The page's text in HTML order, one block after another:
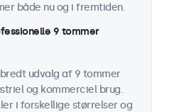
både nu og i fremtiden.
9 tommer
udvalg af 9 tommer
og kommerciel brug.
i forskellige størrelser og